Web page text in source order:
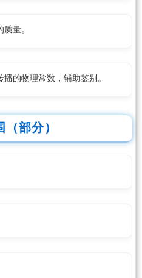
量。
的物理常数，辅助鉴别。
部分）